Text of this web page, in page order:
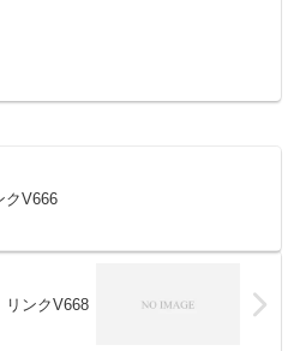
クV666
リンクV668